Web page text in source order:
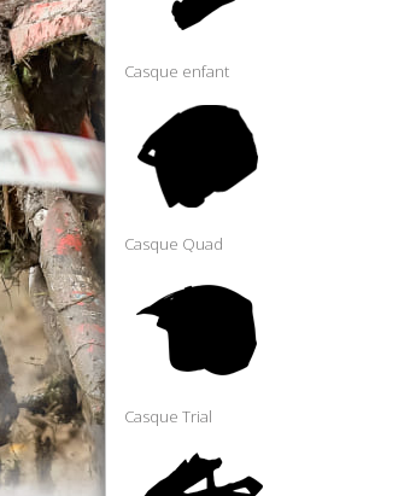
Casque enfant
Casque Quad
Casque Trial